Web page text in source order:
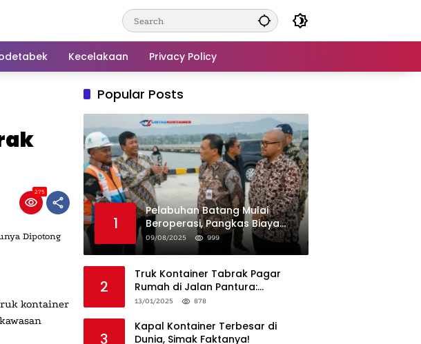
Kecelakaan Privacy Policy
275
kontainer
Popular Posts
1
Pelabuhan Batang Mulai
Beroperasi, Pangkas Biaya
Logistik Industri!
09/08/2025 999
2
Truk Kontainer Tabrak Pagar
Rumah di Jalan Pantura:
Kronologi dan Langkah
13/01/2025 878
3
Kapal Kontainer Terbesar di
Dunia, Simak Faktanya!